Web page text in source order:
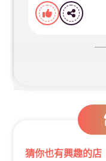
猜你也有興趣的店